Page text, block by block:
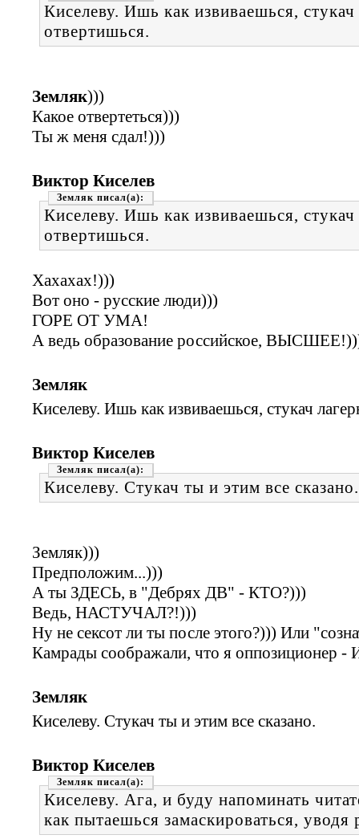
Киселеву. Ишь как извиваешься,
отвертишься.
Земляк)))
Какое отвертеться)))
Ты ж меня сдал!)))
Виктор Киселев
Земляк
Киселеву. Ишь как извиваешься,
отвертишься.
Хахахах!)))
Вот оно - русские люди)))
ГОРЕ ОТ УМА!
А ведь образование российское,
Земляк
Киселеву. Ишь как извиваешься, стукач
Виктор Киселев
Земляк
Киселеву. Стукач ты и этим все сказано.
Земляк)))
Предположим...)))
А ты ЗДЕСЬ, в "Дебрях ДВ" - КТО?)))
Ведь, НАСТУЧАЛ?!)))
Ну не сексот ли ты после этого?))) Или
Камрады соображали, что я
Земляк
Киселеву. Стукач ты и этим все сказано.
Виктор Киселев
Земляк
Киселеву. Ага, и буду напоминать
как пытаешься замаскироваться, уводя